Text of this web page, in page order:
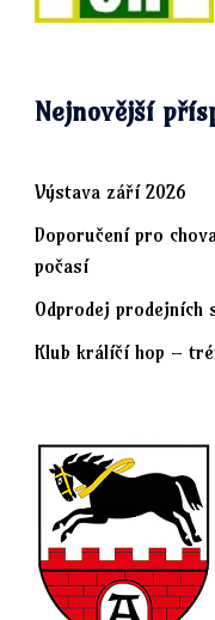
Nejnovější
Výstava září 2026
Doporučení pro
počasí
Odprodej prodejních
Klub králíčí hop –